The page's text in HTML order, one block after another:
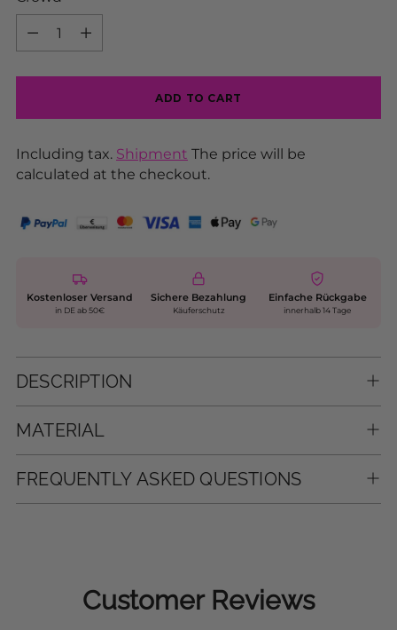
ADD TO CART
Including tax. Shipment The price will be
calculated at the checkout.
Kostenloser Versand
in DE ab 50€
Sichere Bezahlung
Käuferschutz
Einfache Rückgabe
innerhalb 14 Tage
DESCRIPTION
MATERIAL
FREQUENTLY ASKED QUESTIONS
Customer Reviews